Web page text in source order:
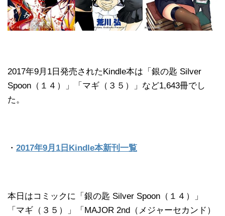
2017年9月1日発売されたKindle本は「銀の匙 Silver
Spoon（１４）」「マギ（３５）」など1,643冊でし
た。
・ 2017年9月1日Kindle本新刊一覧
本日はコミックに「銀の匙 Silver Spoon（１４）」
「マギ（３５）」「MAJOR 2nd（メジャーセカンド）